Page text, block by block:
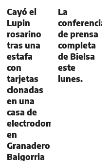
Cayó el
Lupin
rosarino
tras una
estafa
con
tarjetas
clonadas
en una
casa de
electrodomésticos
en
Granadero
Baigorria
La
conferencia
de prensa
completa
de Bielsa
este
lunes.